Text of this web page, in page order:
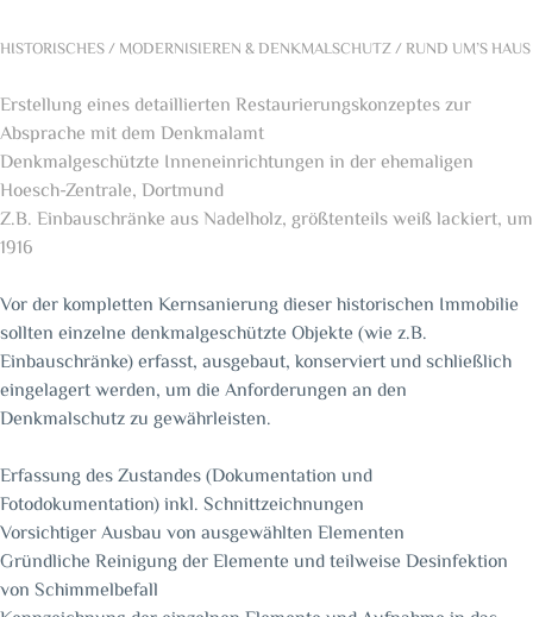
HISTORISCHES / MODERNISIEREN & DENKMALSCHUTZ / RUND UM’S HAUS
Erstellung eines detaillierten Restaurierungskonzeptes zur
Absprache mit dem Denkmalamt
Denkmalgeschützte Inneneinrichtungen in der ehemaligen
Hoesch-Zentrale, Dortmund
Z.B. Einbauschränke aus Nadelholz, größtenteils weiß lackiert, um
1916
Vor der kompletten Kernsanierung dieser historischen Immobilie
sollten einzelne denkmalgeschützte Objekte (wie z.B.
Einbauschränke) erfasst, ausgebaut, konserviert und schließlich
eingelagert werden, um die Anforderungen an den
Denkmalschutz zu gewährleisten.
Erfassung des Zustandes (Dokumentation und
Fotodokumentation) inkl. Schnittzeichnungen
Vorsichtiger Ausbau von ausgewählten Elementen
Gründliche Reinigung der Elemente und teilweise Desinfektion
von Schimmelbefall